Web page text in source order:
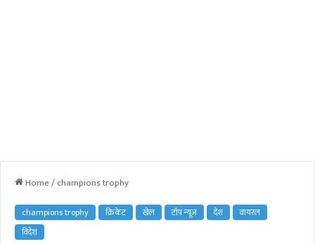
Home/champions trophy
champions trophy क्रिकेट खेल टॉप न्यूज़ देश
वायरल
विदेश